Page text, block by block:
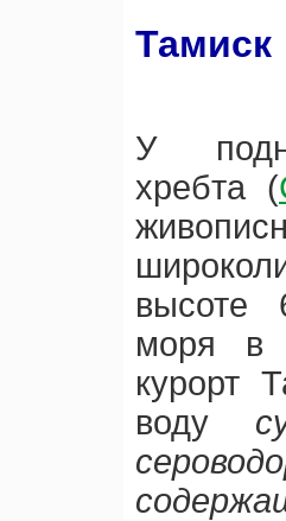
Тамиск
У
хребта (
высоте
моря в
курорт
воду